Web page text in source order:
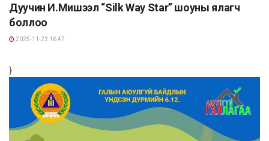
Дуучин И.Мишээл “Silk Way Star” шоуны ялагч
боллоо
2025-11-23 16:47
}